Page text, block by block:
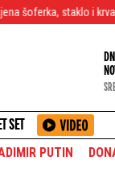
i krvava ruka!
SET
PUTIN